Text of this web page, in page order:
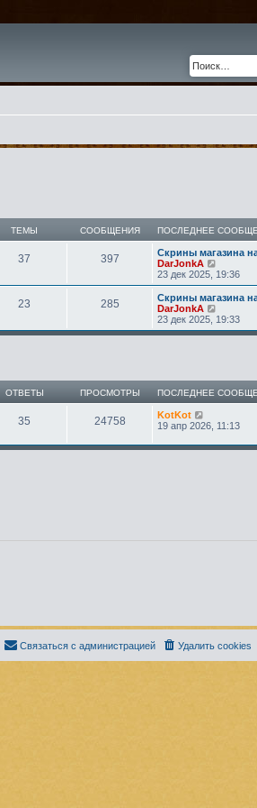
ТЕМЫ СООБЩЕНИЯ ПОСЛЕДНЕЕ
37 397
Скрины магазина
DarJonkA
е
р
е
т
к
л
е
д
е
у
23 дек 2025, 19:36
23 285
Скрины магазина
DarJonkA
е
р
к
п
о
л
д
23 дек 2025, 19:33
ОТВЕТЫ ПРОСМОТРЫ ПОСЛЕДНЕЕ
35 24758
KotKot
19 апр 2026, 11:13
Удалить cookies
Связаться с администрацией